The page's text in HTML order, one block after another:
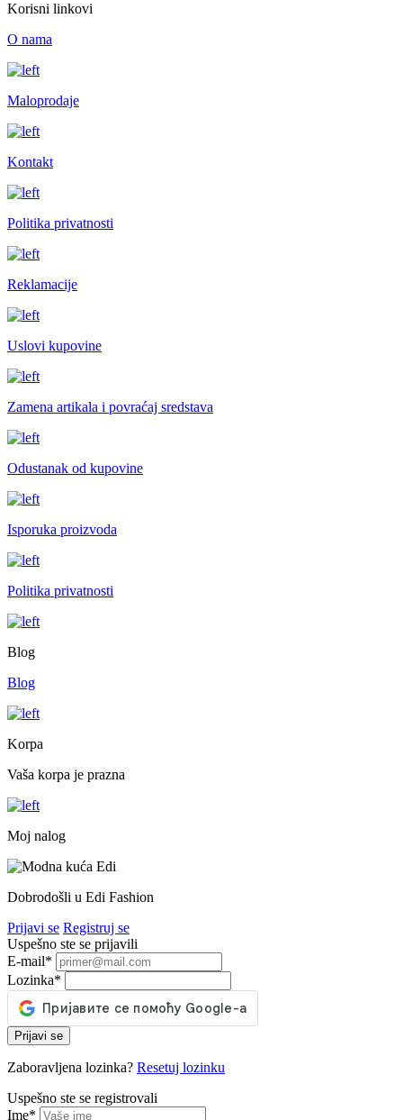
Korisni linkovi
O nama
Maloprodaje
Kontakt
Politika privatnosti
Reklamacije
Uslovi kupovine
Zamena artikala i povraćaj sredstava
Odustanak od kupovine
Isporuka proizvoda
Politika privatnosti
Blog
Blog
Korpa
Vaša korpa je prazna
Moj nalog
Dobrodošli u Edi Fashion
Prijavi se Registruj se
Uspešno ste se prijavili
E-mail*
Lozinka*
Prijavi se
Zaboravljena lozinka? Resetuj lozinku
Uspešno ste se registrovali
Ime*